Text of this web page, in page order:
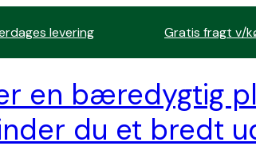
levering Gratis fragt v/
en bæredygtig
du et bredt